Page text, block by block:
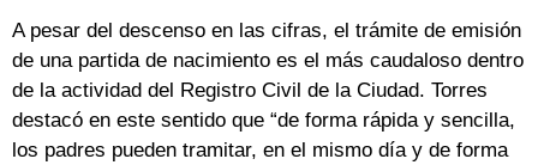
A pesar del descenso en las cifras, el trámite de emisión
de una partida de nacimiento es el más caudaloso dentro
de la actividad del Registro Civil de la Ciudad. Torres
destacó en este sentido que “de forma rápida y sencilla,
los padres pueden tramitar, en el mismo día y de forma